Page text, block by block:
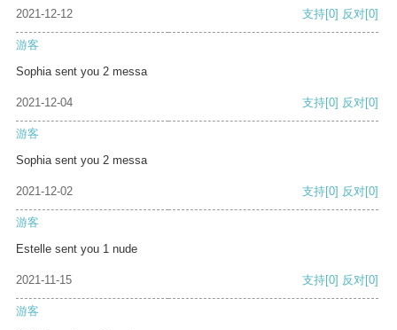
2021-12-12 支持[0] 反对[0]
游客
Sophia sent you 2 messa
2021-12-04 支持[0] 反对[0]
游客
Sophia sent you 2 messa
2021-12-02 支持[0] 反对[0]
游客
Estelle sent you 1 nude
2021-11-15 支持[0] 反对[0]
游客